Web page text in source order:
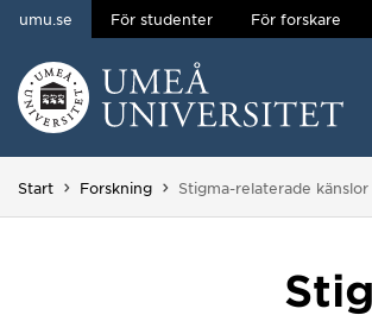
Hoppa direkt till innehållet
umu.se För studenter För forskare
Huvudmenyn dold.
Start Forskning Du är här:
Stigma-relaterade